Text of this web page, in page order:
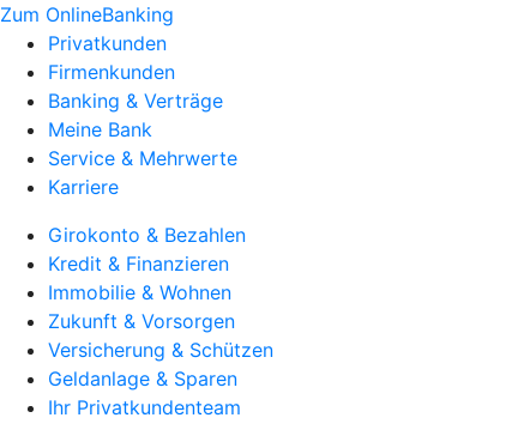
Zum OnlineBanking
Privatkunden
Firmenkunden
Banking & Verträge
Meine Bank
Service & Mehrwerte
Karriere
Girokonto & Bezahlen
Kredit & Finanzieren
Immobilie & Wohnen
Zukunft & Vorsorgen
Versicherung & Schützen
Geldanlage & Sparen
Ihr Privatkundenteam